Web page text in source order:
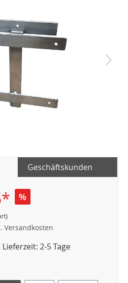
Geschäftskunden
%
Versandkosten
2-5 Tage